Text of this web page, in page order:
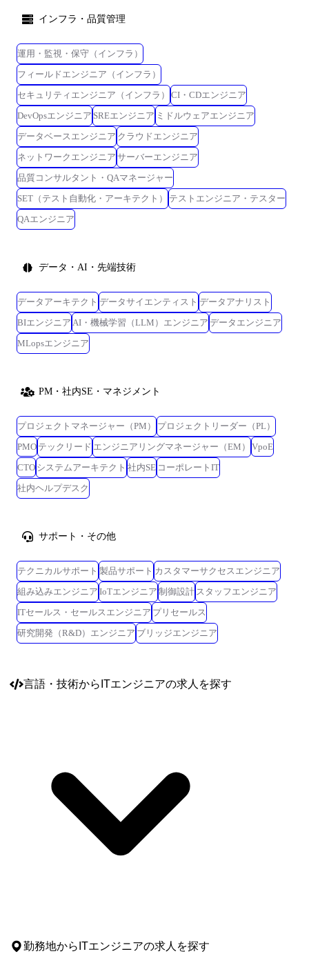
インフラ・品質管理
運用・監視・保守（インフラ）
フィールドエンジニア（インフラ）
セキュリティエンジニア（インフラ）
CI・CDエンジニア
DevOpsエンジニア SREエンジニア ミドルウェアエンジニア
データベースエンジニア クラウドエンジニア
ネットワークエンジニア サーバーエンジニア
品質コンサルタント・QAマネージャー
SET（テスト自動化・アーキテクト）
テストエンジニア・テスター
QAエンジニア
データ・AI・先端技術
データアーキテクト データサイエンティスト データアナリスト
BIエンジニア AI・機械学習（LLM）エンジニア データエンジニア
MLopsエンジニア
PM・社内SE・マネジメント
プロジェクトマネージャー（PM）
プロジェクトリーダー（PL）
PMO テックリード エンジニアリングマネージャー（EM）
VpoE
CTO システムアーキテクト 社内SE コーポレートIT
社内ヘルプデスク
サポート・その他
テクニカルサポート 製品サポート カスタマーサクセスエンジニア
組み込みエンジニア IoTエンジニア 制御設計 スタッフエンジニア
ITセールス・セールスエンジニア プリセールス
研究開発（R&D）エンジニア ブリッジエンジニア
言語・技術からITエンジニアの求人を探す
勤務地からITエンジニアの求人を探す